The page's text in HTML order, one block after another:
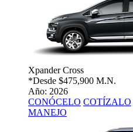
Xpander Cross
*Desde $475,900 M.N.
Año: 2026
CONÓCELO COTÍZALO
MANEJO